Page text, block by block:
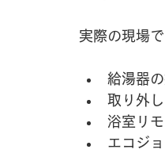
実際の現場
給湯器
取り外
浴室リ
エコジ